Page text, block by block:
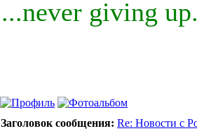
...never giving
Заголовок сообщения: Re: Новости с